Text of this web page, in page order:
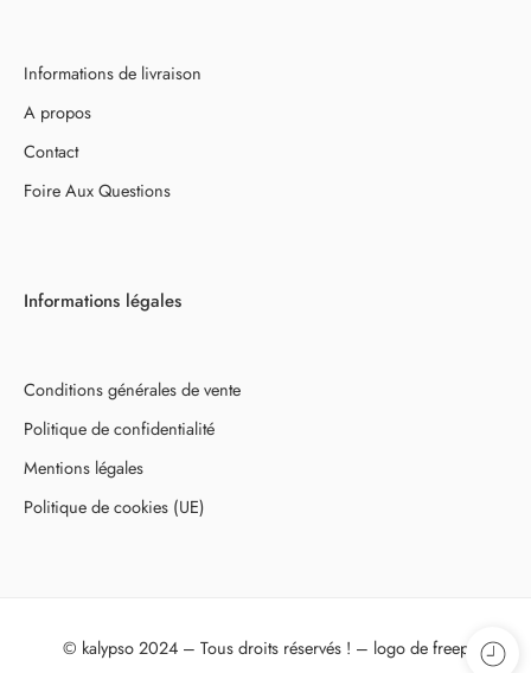
Informations de livraison
A propos
Contact
Foire Aux Questions
Informations légales
Conditions générales de vente
Politique de confidentialité
Mentions légales
Politique de cookies (UE)
© kalypso 2024 – Tous droits réservés ! – logo defreepik